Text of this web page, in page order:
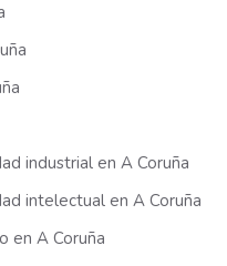
industrial en A Coruña
intelectual en A Coruña
en A Coruña